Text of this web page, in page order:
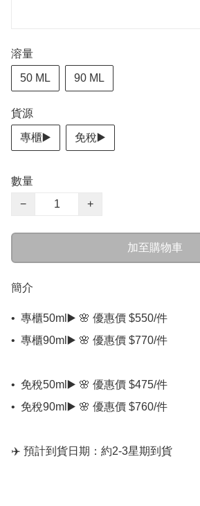
溶量
50 ML 90 ML
貨源
⁠專櫃▶️ 免稅▶️
數量
−
+
加至購物車
簡介
•⁠  ⁠專櫃50ml▶️ 🌸 優惠價 $550/件
•⁠  ⁠專櫃90ml▶️ 🌸 優惠價 $770/件
•⁠  ⁠免稅50ml▶️ 🌸 優惠價 $475/件
•⁠  ⁠免稅90ml▶️ 🌸 優惠價 $760/件
✈️ 預計到貨日期：約2-3星期到貨